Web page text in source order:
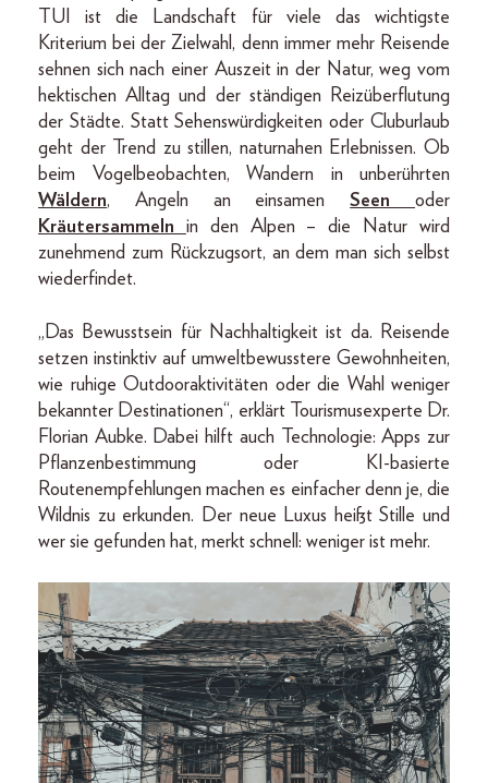
TUI ist die Landschaft für viele das wichtigste
Kriterium bei der Zielwahl, denn immer mehr Reisende
sehnen sich nach einer Auszeit in der Natur, weg vom
hektischen Alltag und der ständigen Reizüberflutung
der Städte. Statt Sehenswürdigkeiten oder Cluburlaub
geht der Trend zu stillen, naturnahen Erlebnissen. Ob
beim Vogelbeobachten, Wandern in unberührten
Wäldern, Angeln an einsamenSeenoder
Kräutersammeln in den Alpen – die Natur wird
zunehmend zum Rückzugsort, an dem man sich selbst
wiederfindet.
„Das Bewusstsein für Nachhaltigkeit ist da. Reisende
setzen instinktiv auf umweltbewusstere Gewohnheiten,
wie ruhige Outdooraktivitäten oder die Wahl weniger
bekannter Destinationen“, erklärt Tourismusexperte Dr.
Florian Aubke. Dabei hilft auch Technologie: Apps zur
Pflanzenbestimmung oder KI-basierte
Routenempfehlungen machen es einfacher denn je, die
Wildnis zu erkunden. Der neue Luxus heißt Stille und
wer sie gefunden hat, merkt schnell: weniger ist mehr.